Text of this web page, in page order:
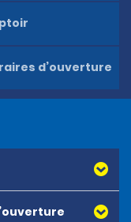
d’ouverture